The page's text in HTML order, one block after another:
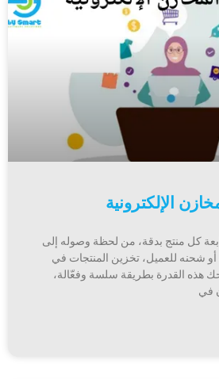
الإلكترونية
كل منتج بدقة، من لحظة وصوله إلى
شحنه للعميل، تخزين المنتجات في
هذه القدرة بطريقة سلسة وفعّالة،
في